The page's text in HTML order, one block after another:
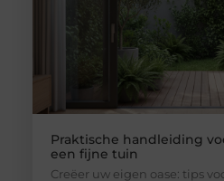
Praktische handleiding
een fijne tuin
Creëer uw eigen oase: tips